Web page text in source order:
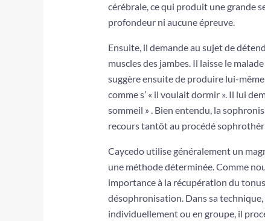
cérébrale, ce qui produit une grande
profondeur ni aucune épreuve.
Ensuite, il demande au sujet de
muscles des jambes. Il laisse le
suggère ensuite de produire lui-
comme s’ « il voulait dormir ». Il lui
sommeil » . Bien entendu, la
recours tantôt au procédé
Caycedo utilise généralement un
une méthode déter­minée. Comme
importance à la récupération du
désophronisation. Dans sa technique,
individuellement ou en groupe, il